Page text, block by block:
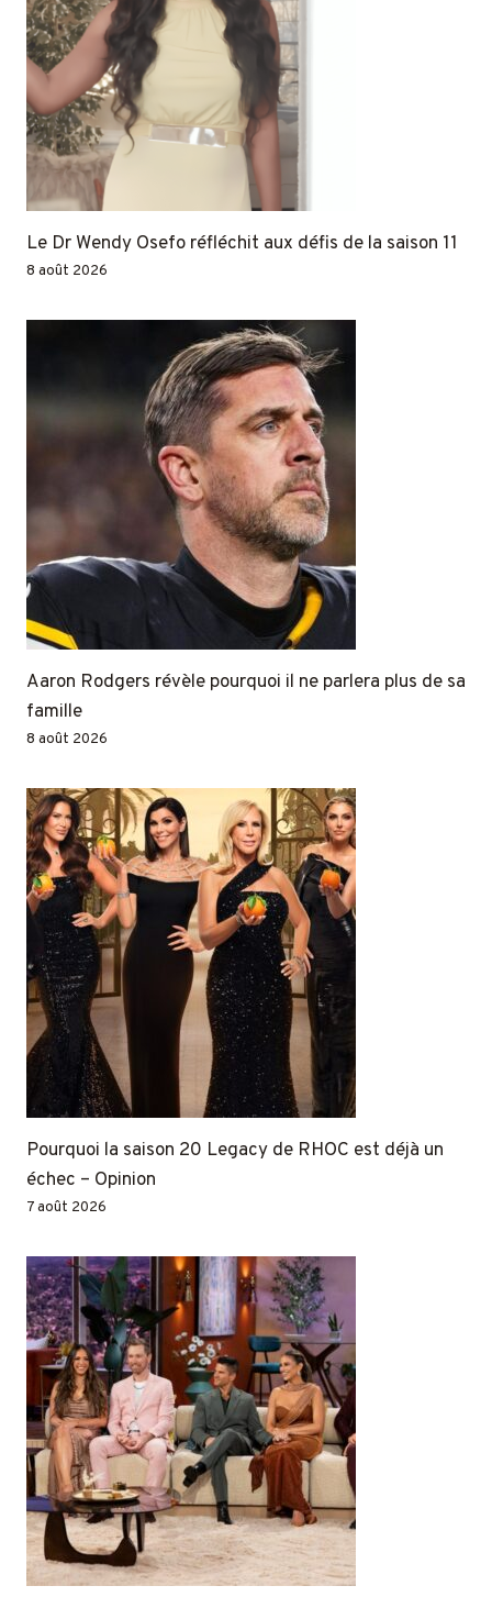
Le Dr Wendy Osefo réfléchit aux défis de la saison 11
8 août 2026
Aaron Rodgers révèle pourquoi il ne parlera plus de sa
famille
8 août 2026
Pourquoi la saison 20 Legacy de RHOC est déjà un
échec – Opinion
7 août 2026